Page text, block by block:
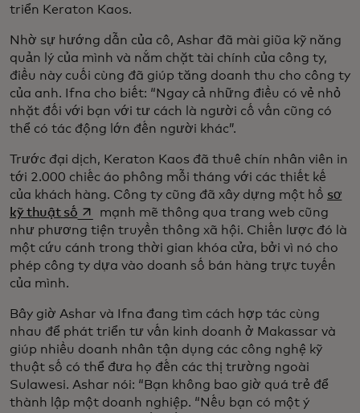
triển Keraton Kaos.
Nhờ sự hướng dẫn của cô, Ashar đã mài giũa kỹ năng
quản lý của mình và nắm chặt tài chính của công ty,
điều này cuối cùng đã giúp tăng doanh thu cho công ty
của anh. Ifna cho biết: “Ngay cả những điều có vẻ nhỏ
nhặt đối với bạn với tư cách là người cố vấn cũng có
thể có tác động lớn đến người khác”.
Trước đại dịch, Keraton Kaos đã thuê chín nhân viên in
tới 2.000 chiếc áo phông mỗi tháng với các thiết kế
của khách hàng. Công ty cũng đã xây dựng một hồ sơ
kỹ thuật sốopens in a new tab
mạnh mẽ thông qua trang web cũng
như phương tiện truyền thông xã hội. Chiến lược đó là
một cứu cánh trong thời gian khóa cửa, bởi vì nó cho
phép công ty dựa vào doanh số bán hàng trực tuyến
của mình.
Bây giờ Ashar và Ifna đang tìm cách hợp tác cùng
nhau để phát triển tư vấn kinh doanh ở Makassar và
giúp nhiều doanh nhân tận dụng các công nghệ kỹ
thuật số có thể đưa họ đến các thị trường ngoài
Sulawesi. Ashar nói: “Bạn không bao giờ quá trẻ để
thành lập một doanh nghiệp. “Nếu bạn có một ý